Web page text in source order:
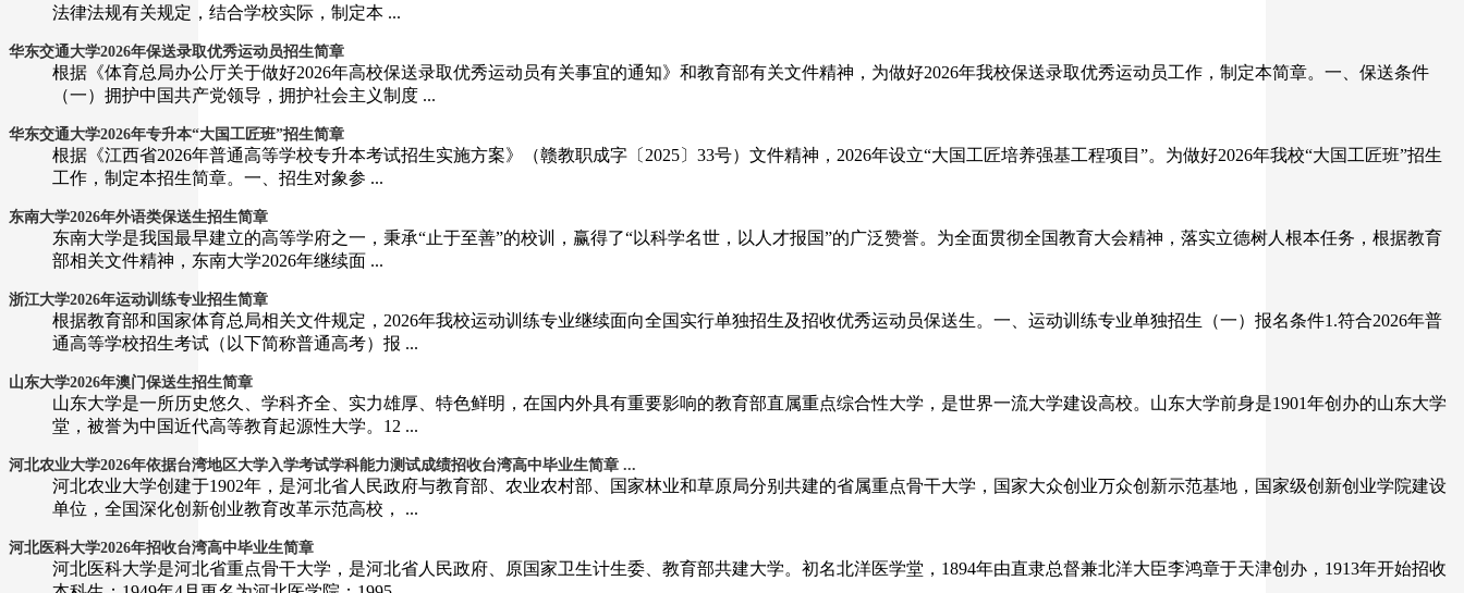
法律法规有关规定，结合学校实际，制定本 ...
华东交通大学2026年保送录取优秀运动员招生简章
根据《体育总局办公厅关于做好2026年高校保送录取优秀运动员有关事宜的通知》和教育部有关文件精神，为做好2026年我校保送录取优秀运动员工作，制定本简章。一、保送条件
（一）拥护中国共产党领导，拥护社会主义制度 ...
华东交通大学2026年专升本“大国工匠班”招生简章
根据《江西省2026年普通高等学校专升本考试招生实施方案》（赣教职成字〔2025〕33号）文件精神，2026年设立“大国工匠培养强基工程项目”。为做好2026年我校“大国工匠班”招生
工作，制定本招生简章。一、招生对象参 ...
东南大学2026年外语类保送生招生简章
东南大学是我国最早建立的高等学府之一，秉承“止于至善”的校训，赢得了“以科学名世，以人才报国”的广泛赞誉。为全面贯彻全国教育大会精神，落实立德树人根本任务，根据教育
部相关文件精神，东南大学2026年继续面 ...
​浙江大学2026年运动训练专业招生简章
根据教育部和国家体育总局相关文件规定，2026年我校运动训练专业继续面向全国实行单独招生及招收优秀运动员保送生。一、运动训练专业单独招生（一）报名条件1.符合2026年普
通高等学校招生考试（以下简称普通高考）报 ...
山东大学2026年澳门保送生招生简章
山东大学是一所历史悠久、学科齐全、实力雄厚、特色鲜明，在国内外具有重要影响的教育部直属重点综合性大学，是世界一流大学建设高校。山东大学前身是1901年创办的山东大学
堂，被誉为中国近代高等教育起源性大学。12 ...
河北农业大学2026年依据台湾地区大学入学考试学科能力测试成绩招收台湾高中毕业生简章 ...
河北农业大学创建于1902年，是河北省人民政府与教育部、农业农村部、国家林业和草原局分别共建的省属重点骨干大学，国家大众创业万众创新示范基地，国家级创新创业学院建设
单位，全国深化创新创业教育改革示范高校， ...
河北医科大学2026年招收台湾高中毕业生简章
河北医科大学是河北省重点骨干大学，是河北省人民政府、原国家卫生计生委、教育部共建大学。初名北洋医学堂，1894年由直隶总督兼北洋大臣李鸿章于天津创办，1913年开始招收